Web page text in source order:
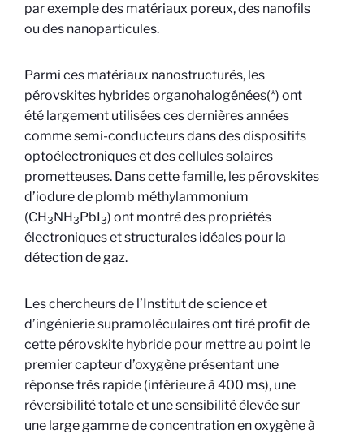
par exemple des matériaux poreux, des nanofils
ou des nanoparticules.
Parmi ces matériaux nanostructurés, les
pérovskites hybrides organohalogénées(*) ont
été largement utilisées ces dernières années
comme semi-conducteurs dans des dispositifs
optoélectroniques et des cellules solaires
prometteuses. Dans cette famille, les pérovskites
d’iodure de plomb méthylammonium
(CH3NH3PbI3) ont montré des propriétés
électroniques et structurales idéales pour la
détection de gaz.
Les chercheurs de l’Institut de science et
d’ingénierie supramoléculaires ont tiré profit de
cette pérovskite hybride pour mettre au point le
premier capteur d’oxygène présentant une
réponse très rapide (inférieure à 400 ms), une
réversibilité totale et une sensibilité élevée sur
une large gamme de concentration en oxygène à